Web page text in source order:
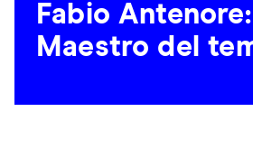
Fabio Antenore:
Maestro del